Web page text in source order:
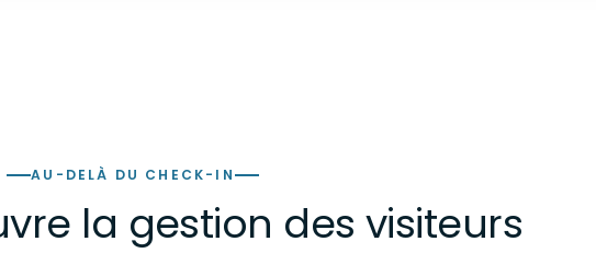
AU-DELÀ DU CHECK-IN
la gestion des visiteurs